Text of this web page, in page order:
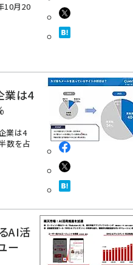
10月20
業は4
業は4
数を占
AI活
ー